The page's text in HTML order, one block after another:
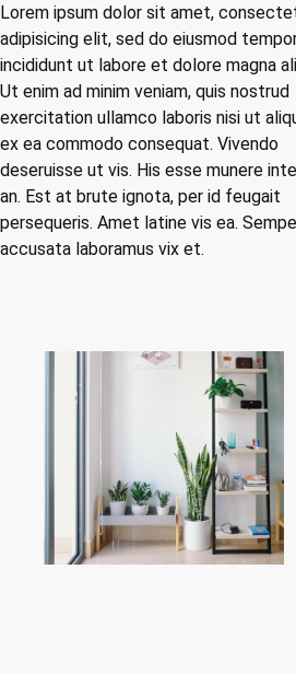
Lorem ipsum dolor sit amet,
adipisicing elit, sed do eiusmod
incididunt ut labore et dolore magna
Ut enim ad minim veniam, quis nostrud
exercitation ullamco laboris nisi ut
ex ea commodo consequat. Vivendo
deseruisse ut vis. His esse munere
an. Est at brute ignota, per id feugait
persequeris. Amet latine vis ea.
accusata laboramus vix et.